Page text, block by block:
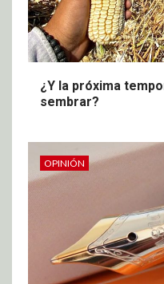
¿Y la próxima
sembrar?
OPINIÓN